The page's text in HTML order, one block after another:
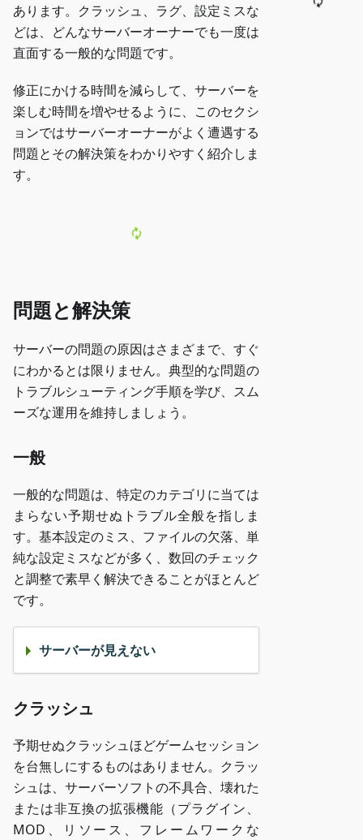
あります。クラッシュ、ラグ、設定ミスな
どは、どんなサーバーオーナーでも一度は
直面する一般的な問題です。
修正にかける時間を減らして、サーバーを
楽しむ時間を増やせるように、このセクシ
ョンではサーバーオーナーがよく遭遇する
問題とその解決策をわかりやすく紹介しま
す。
問題と解決策
サーバーの問題の原因はさまざまで、すぐ
にわかるとは限りません。典型的な問題の
トラブルシューティング手順を学び、スム
ーズな運用を維持しましょう。
一般
一般的な問題は、特定のカテゴリに当ては
まらない予期せぬトラブル全般を指しま
す。基本設定のミス、ファイルの欠落、単
純な設定ミスなどが多く、数回のチェック
と調整で素早く解決できることがほとんど
です。
サーバーが見えない
クラッシュ
予期せぬクラッシュほどゲームセッション
を台無しにするものはありません。クラッ
シュは、サーバーソフトの不具合、壊れた
または非互換の拡張機能（プラグイン、
MOD、リソース、フレームワークな